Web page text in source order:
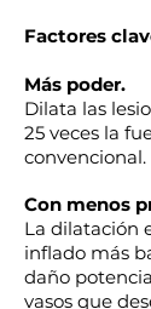
Factores
Más poder.
Dilata las
25 veces la
convencional.
Con menos
La dilatación
inflado más
daño
vasos que